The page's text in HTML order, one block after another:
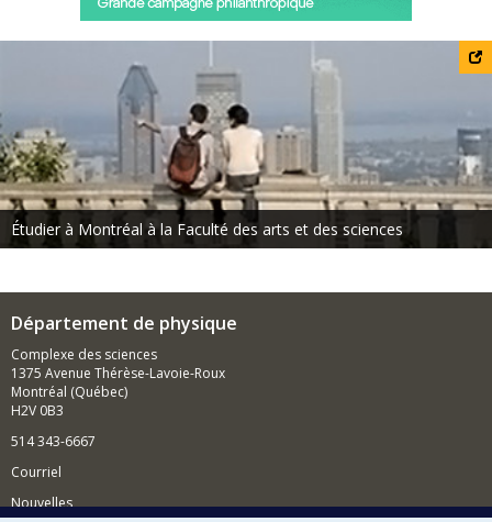
Services
Étudier à Montréal à la Faculté des arts et des sciences
Département de physique
Complexe des sciences
1375 Avenue Thérèse-Lavoie-Roux
Montréal (Québec)
H2V 0B3
514 343-6667
Courriel
Nouvelles